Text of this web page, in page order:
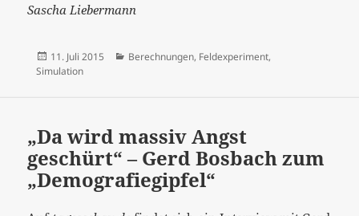
Sascha Liebermann
Veröffentlicht
am
11. Juli 2015 Kategorien
Berechnungen, Feldexperiment,
Simulation
„Da wird massiv Angst
geschürt“ – Gerd Bosbach zum
„Demografiegipfel“